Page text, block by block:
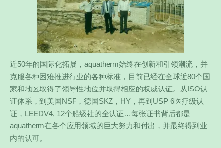
近50年的国际化拓展，aquatherm始终在创新和引领潮流，并
克服各种困难推进行业的各种标准，目前已经在全球近80个国
家和地区取得了领导性地位并取得相应的权威认证。从ISO认
证体系，到美国NSF，德国SKZ，HY，再到USP 6医疗级认
证，LEEDV4, 12个船级社的全认证…每张证书背后都是
aquatherm在各个应用领域的巨大努力和付出，并最终得到业
内的认可。